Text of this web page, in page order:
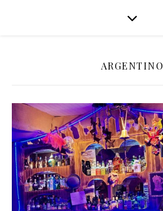
ARGENTINO